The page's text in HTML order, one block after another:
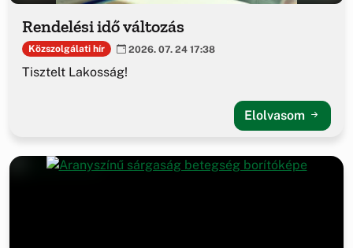
Rendelési idő változás
Közszolgálati hír 2026. 07. 24 17:38
Tisztelt Lakosság!
Elolvasom